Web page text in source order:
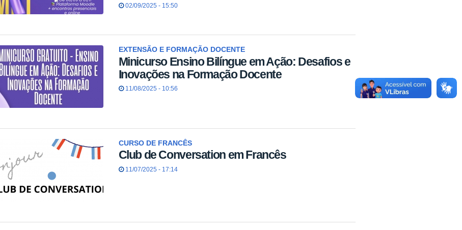
02/09/2025 - 15:50
EXTENSÃO E FORMAÇÃO DOCENTE
Minicurso Ensino Bilíngue em Ação: Desafios e
Inovações na Formação Docente
11/08/2025 - 10:56
CURSO DE FRANCÊS
Club de Conversation em Francês
11/07/2025 - 17:14